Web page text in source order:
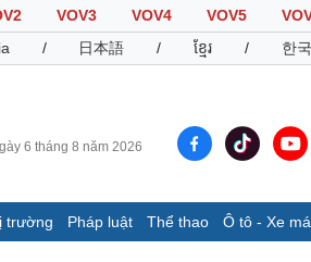
VOV3 VOV4 VOV5
/ 日本語 / ខ្មែរ / 한
6 tháng 8 năm 2026
trường Pháp luật Thể thao Ô tô - Xe